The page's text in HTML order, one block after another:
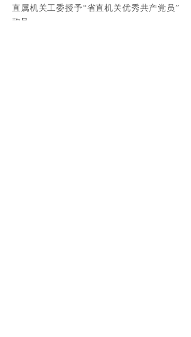
直属机关工委授予“省直机关优秀共产党员”
称号。